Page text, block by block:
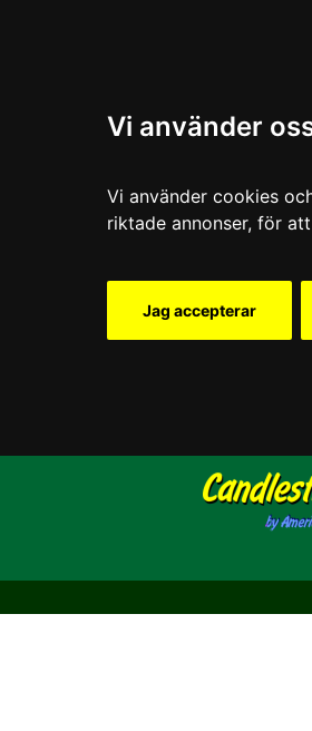
Vi använder
Vi använder cookies
riktade annonser, för
Jag accepterar